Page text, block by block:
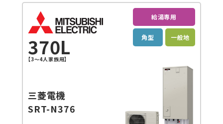
370L
【3～4人家族用】
給湯専用
角型 一般地
三菱電機
SRT-N376